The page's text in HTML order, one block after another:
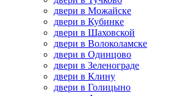
двери в Можайске
двери в Кубинке
двери в Шаховской
двери в Волоколамске
двери в Одинцово
двери в Зеленограде
двери в Клину
двери в Голицыно